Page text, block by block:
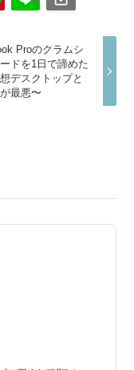
Proのクラムシ
ドを1日で諦めた
デスクトップと
最悪〜